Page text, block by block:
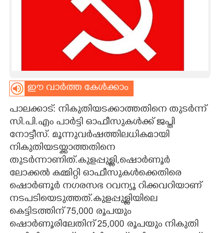
LITERATURE
ZOOM
CONTACT US
ഈ വാർത്ത കേൾക്കാം
പാലക്കാട്: നികുതിയടക്കാത്തതിനെ തുടർന്ന്
സി.പി.എം പാർട്ടി ഓഫീസുകൾക്ക് ജപ്തി
നോട്ടീസ്. മൂന്നുവർഷത്തിലധികമായി
നികുതിയടയ്ക്കാത്തതിനെ
തുടർന്നാണിത്.കുളപ്പുള്ളി,ഷൊർണൂർ
ലോക്കൽ കമ്മിറ്റി ഓഫീസുകൾക്കെതിരെ
ഷൊർണൂർ നഗരസഭ റവന്യൂ റിക്കവറിയാണ്
നടപടിയെടുത്തത്.കുളപ്പുള്ളിയിലെ
കെട്ടിടത്തിന് 75,000 രൂപയും
ഷൊർണൂരിലേതിന് 25,000 രൂപയും നികുതി